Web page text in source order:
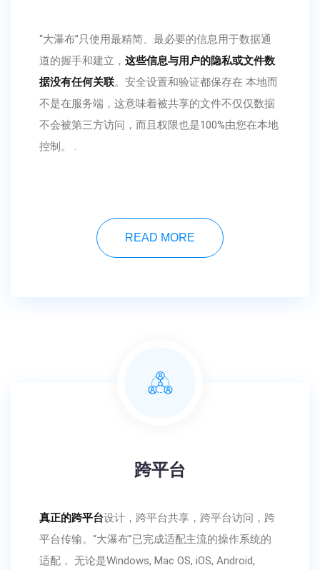
“大瀑布”只使用最精简、最必要的信息用于数据通
道的握手和建立， 这些信息与用户的隐私或文件数
据没有任何关联。安全设置和验证都保存在 本地而
不是在服务端，这意味着被共享的文件不仅仅数据
不会被第三方访问，而且权限也是100%由您在本地
控制。 .
READ MORE
跨平台
真正的跨平台设计，跨平台共享，跨平台访问，跨
平台传输。“大瀑布”已完成适配主流的操作系统的
适配， 无论是Windows, Mac OS, iOS, Android,